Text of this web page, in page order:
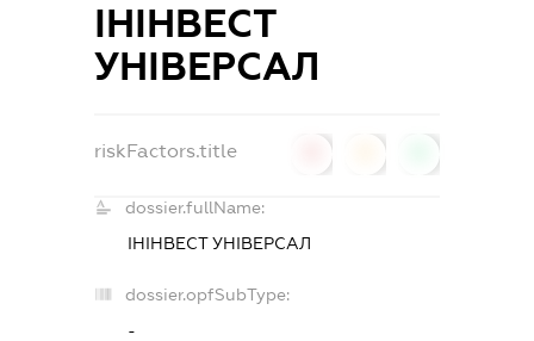
ІНІНВЕСТ
УНІВЕРСАЛ
riskFactors.title
dossier.fullName:
ІНІНВЕСТ УНІВЕРСАЛ
dossier.opfSubType:
-